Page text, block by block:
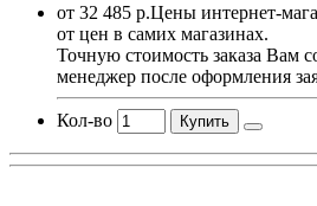
от 32 485 р.Цены интернет-
от цен в самих магазинах.
Точную стоимость заказа Вам
менеджер после оформления
Кол-во Купить